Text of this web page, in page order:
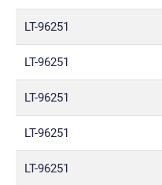
LT-96251
LT-96251
LT-96251
LT-96251
LT-96251